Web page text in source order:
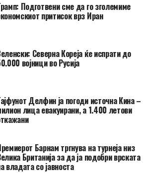
Подготвени сме да го зголемиме
притисок врз Иран
Северна Кореја ќе испрати до
војници во Русија
Делфин ја погоди источна Кина –
лица евакуирани, а 1.400 летови
Барнам тргнува на турнеја низ
Британија за да ја подобри врската
владата со јавноста